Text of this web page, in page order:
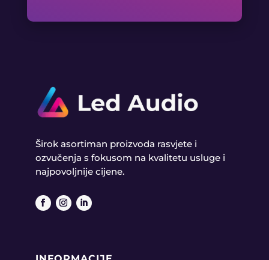
Širok asortiman proizvoda rasvjete i
ozvučenja s fokusom na kvalitetu usluge i
najpovoljnije cijene.